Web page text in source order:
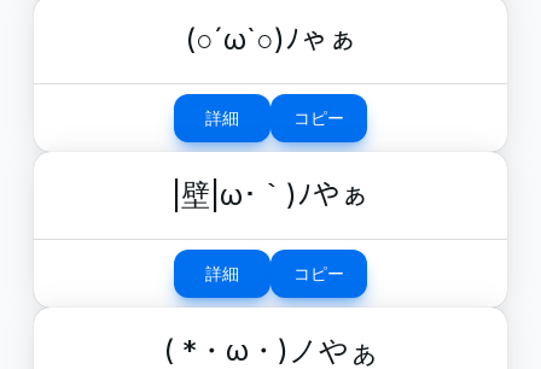
(○´ω`○)ﾉゃぁ
詳細 コピー
|壁|ω･｀)ﾉやぁ
詳細 コピー
( *・ω・)ノやぁ